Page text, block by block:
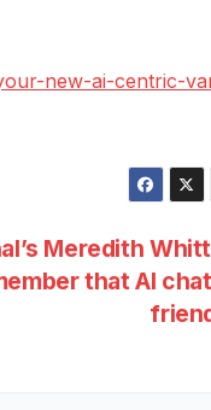
new-ai-centric-
Meredith
that AI